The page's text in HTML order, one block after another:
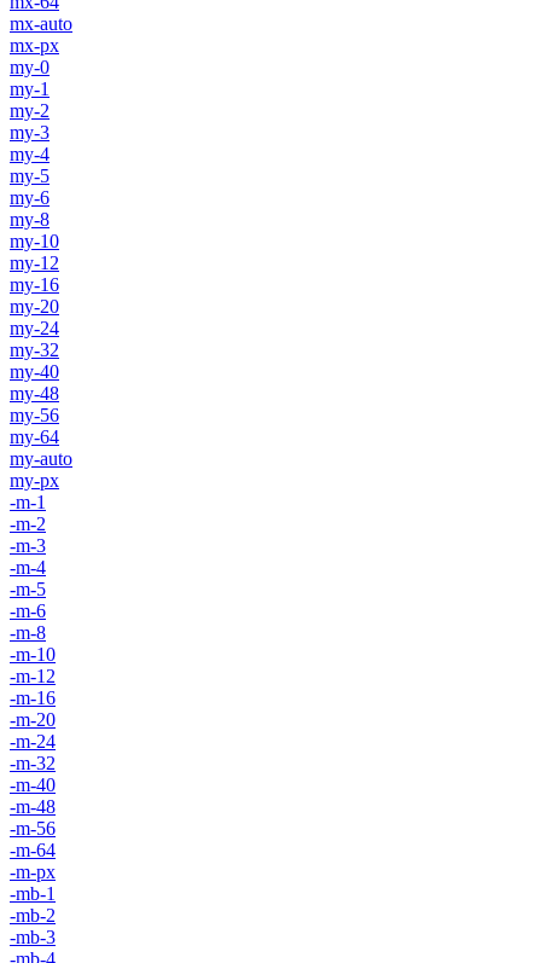
mx-auto
mx-px
my-0
my-1
my-2
my-3
my-4
my-5
my-6
my-8
my-10
my-12
my-16
my-20
my-24
my-32
my-40
my-48
my-56
my-64
my-auto
my-px
-m-1
-m-2
-m-3
-m-4
-m-5
-m-6
-m-8
-m-10
-m-12
-m-16
-m-20
-m-24
-m-32
-m-40
-m-48
-m-56
-m-64
-m-px
-mb-1
-mb-2
-mb-3
-mb-4